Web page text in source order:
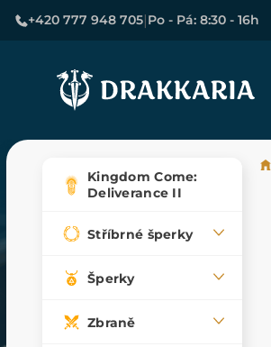
+420 777 948 705|Po - Pá: 8:30 - 16h
Kingdom Come:
Deliverance II
Stříbrné šperky
Šperky
Zbraně